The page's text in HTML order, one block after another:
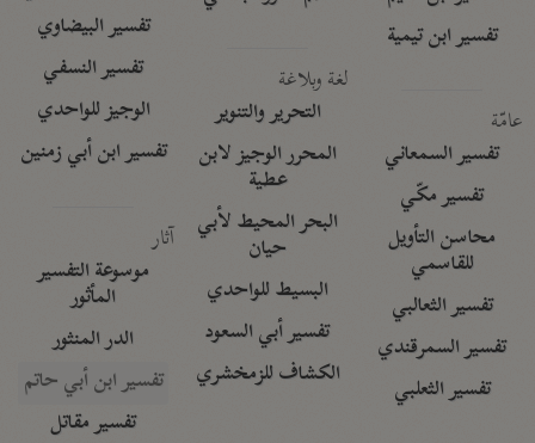
تفسير ابن تيمية
عامّة
تفسير السمعاني
تفسير مكّي
محاسن التأويل
للقاسمي
تفسير الثعالبي
تفسير السمرقندي
تفسير الثعلبي
لغة وبلاغة
التحرير والتنوير
المحرر الوجيز لابن
عطية
البحر المحيط لأبي
حيان
البسيط للواحدي
تفسير أبي السعود
الكشاف للزمخشري
تفسير البيضاوي
تفسير النسفي
الوجيز للواحدي
تفسير ابن أبي زمنين
آثار
موسوعة التفسير
المأثور
الدر المنثور
تفسير ابن أبي حاتم
تفسير مقاتل